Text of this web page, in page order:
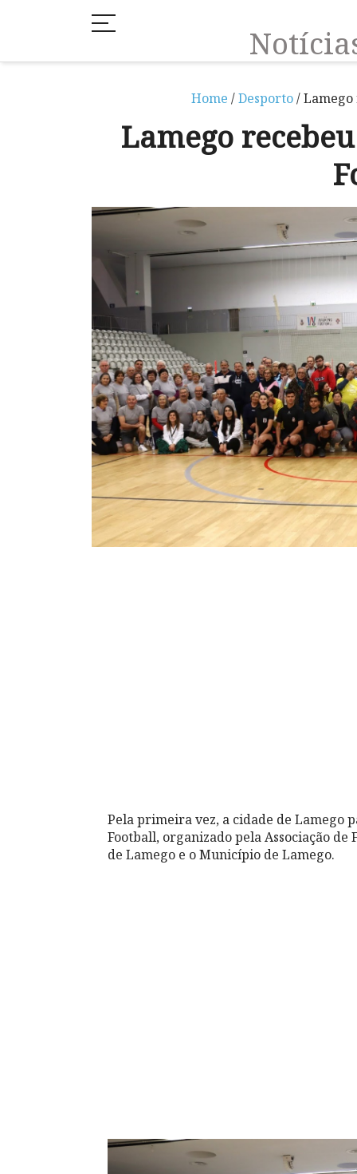
Home /Desporto/
Lamego
Pela primeira vez, a cidade de
Football, organizado pela Associação
de Lamego e o Município de Lamego.